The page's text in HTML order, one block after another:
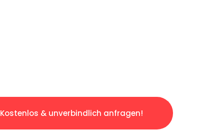
Kostenlos & unverbindlich anfragen!